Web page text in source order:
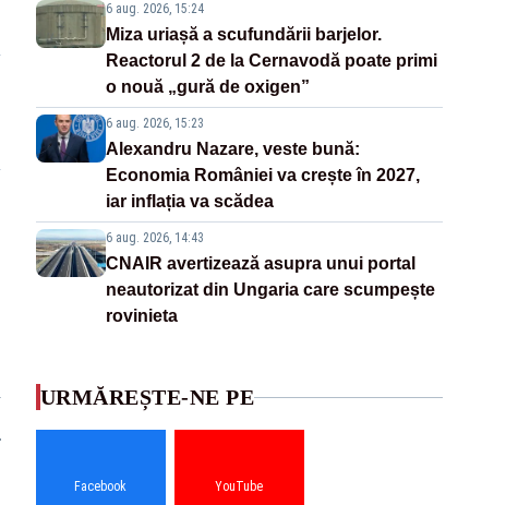
6 aug. 2026, 15:24
Miza uriașă a scufundării barjelor.
Reactorul 2 de la Cernavodă poate primi
o nouă „gură de oxigen”
6 aug. 2026, 15:23
Alexandru Nazare, veste bună:
Economia României va crește în 2027,
iar inflația va scădea
6 aug. 2026, 14:43
CNAIR avertizează asupra unui portal
neautorizat din Ungaria care scumpește
rovinieta
URMĂREȘTE-NE PE
Facebook YouTube